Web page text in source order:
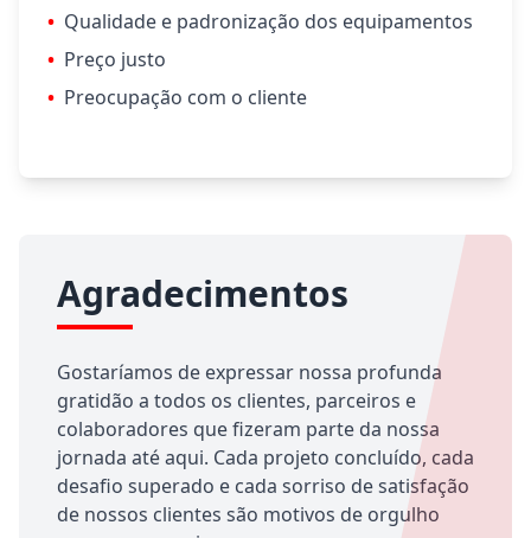
• Qualidade e padronização dos equipamentos
• Preço justo
• Preocupação com o cliente
Agradecimentos
Gostaríamos de expressar nossa profunda
gratidão a todos os clientes, parceiros e
colaboradores que fizeram parte da nossa
jornada até aqui. Cada projeto concluído, cada
desafio superado e cada sorriso de satisfação
de nossos clientes são motivos de orgulho